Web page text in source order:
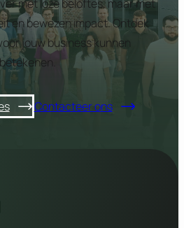
met loze beloftes, maar met
en bewezen impact. Ontdek
jouw business kunnen
Contacteer ons